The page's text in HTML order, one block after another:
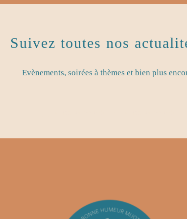
Suivez toutes nos
Evènements, soirées à thèmes et bien plus